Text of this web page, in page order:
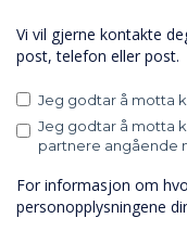
Vi vil gjerne kontakte
post, telefon eller post.
Jeg godtar å motta
Jeg godtar å motta
partnere angående
For informasjon om
personopplysningene